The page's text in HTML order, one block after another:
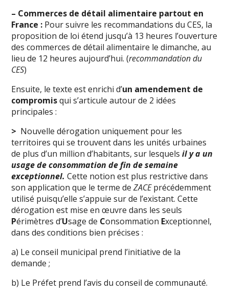
– Commerces de détail alimentaire partout en
France : Pour suivre les recommandations du CES, la
proposition de loi étend jusqu’à 13 heures l’ouverture
des commerces de détail alimentaire le dimanche, au
lieu de 12 heures aujourd’hui. (recommandation du
CES)
Ensuite, le texte est enrichi d’un amendement de
compromisqui s’articule autour de 2 idées
principales :
> Nouvelle dérogation uniquement pour les
territoires qui se trouvent dans les unités urbaines
de plus d’un million d’habitants, sur lesquels il y a un
usage de consommation de fin de semaine
exceptionnel. Cette notion est plus restrictive dans
son application que le terme deZACEprécédemment
utilisé puisqu’elle s’appuie sur de l’existant. Cette
dérogation est mise en œuvre dans les seuls
Périmètres d’Usage de Consommation Exceptionnel,
dans des conditions bien précises :
a) Le conseil municipal prend l’initiative de la
demande ;
b) Le Préfet prend l’avis du conseil de communauté.